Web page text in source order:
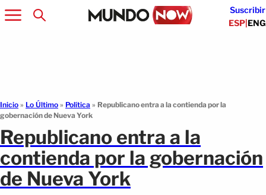
Suscribir
ESP|ENG
Inicio » Lo Último » Política » Republicano entra a la contienda por la
gobernación de Nueva York
Republicano entra a la
contienda por la gobernación
de Nueva York